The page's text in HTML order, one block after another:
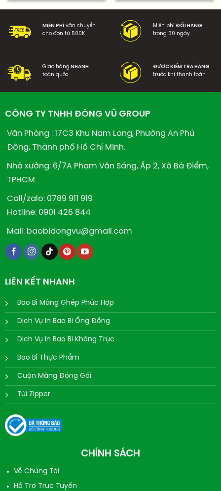
Chính)
MIỄN PHÍ
vận chuyển
cho đơn từ 500K
Miễn phí ĐỔI HÀNG
trong 30 ngày
Giao hàng NHANH
toàn quốc
ĐƯỢC KIỂM TRA HÀNG
trước khi thanh toán
CÔNG TY TNHH ĐÔNG VŨ GROUP
Văn Phòng : 17C3 Khu Nam Long, Phường An Phú
Đông, Thành phố Hồ Chí Minh.
Nhà xưởng: 6/7A Phạm Văn Sáng, Ấp 2, Xã Bà Điểm,
TPHCM
Call/zalo: 0789 911 919
Hotline: 0901 426 844
Mail: baobidongvu@gmail.com
LIÊN KẾT NHANH
Bao Bì Màng Ghép Phức Hợp
Dịch Vụ In Bao Bì Ống Đồng
Dịch Vụ In Bao Bì Không Trục
Bao Bì Thực Phẩm
Cuộn Màng Đóng Gói
Túi Zipper
CHÍNH SÁCH
Về Chúng Tôi
Hỗ Trợ Trực Tuyến